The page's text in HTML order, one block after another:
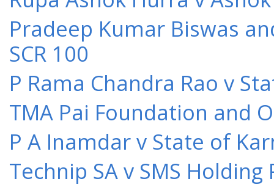
Pradeep Kumar Biswas
SCR 100
P Rama Chandra Rao v
TMA Pai Foundation and
P A Inamdar v State of
Technip SA v SMS